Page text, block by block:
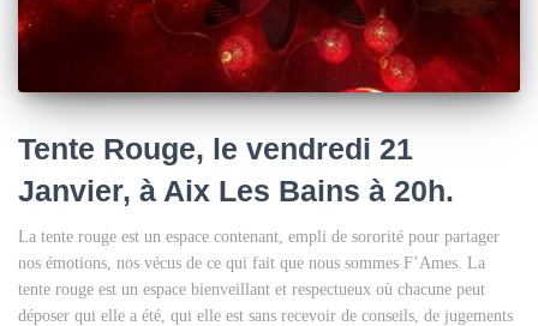
Tente Rouge, le vendredi 21
Janvier, à Aix Les Bains à 20h.
La tente rouge est un espace contenant, empli de sororité pour partager
nos émotions, nos vécus de ce qui fait que nous sommes F’Ames. La
tente rouge est un espace bienveillant et respectueux où chacune peut
déposer qui elle a été, qui elle est sans recevoir de conseils, de jugements